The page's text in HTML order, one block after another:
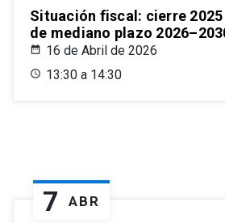
Situación fiscal: cierre
de mediano plazo
16 de Abril de 2026
13:30 a 14:30
7 ABR